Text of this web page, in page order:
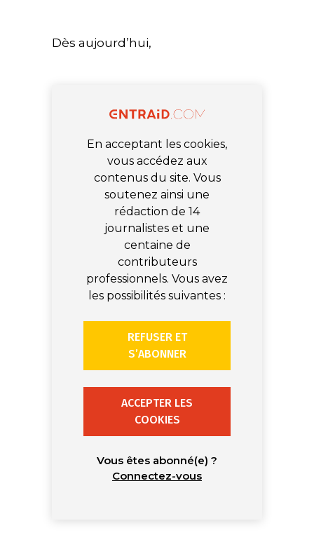
Dès aujourd’hui,
En acceptant les cookies,
vous accédez aux
contenus du site. Vous
soutenez ainsi une
rédaction de 14
journalistes et une
centaine de
contributeurs
professionnels. Vous avez
les possibilités suivantes :
REFUSER ET
S’ABONNER
ACCEPTER LES
COOKIES
Vous êtes abonné(e) ?
Connectez-vous